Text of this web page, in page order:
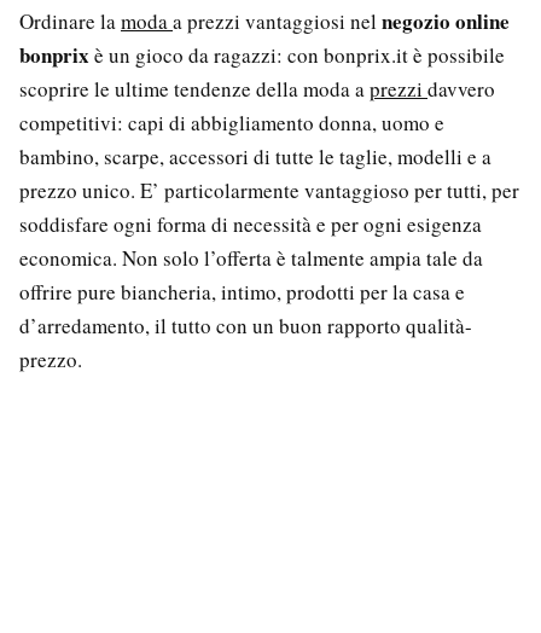
Ordinare la moda a prezzi vantaggiosi nel negozio online
bonprixè un gioco da ragazzi: con bonprix.it è possibile
scoprire le ultime tendenze della moda a prezzi davvero
competitivi: capi di abbigliamento donna, uomo e
bambino, scarpe, accessori di tutte le taglie, modelli e a
prezzo unico. E’ particolarmente vantaggioso per tutti, per
soddisfare ogni forma di necessità e per ogni esigenza
economica. Non solo l’offerta è talmente ampia tale da
offrire pure biancheria, intimo, prodotti per la casa e
d’arredamento, il tutto con un buon rapporto qualità-
prezzo.